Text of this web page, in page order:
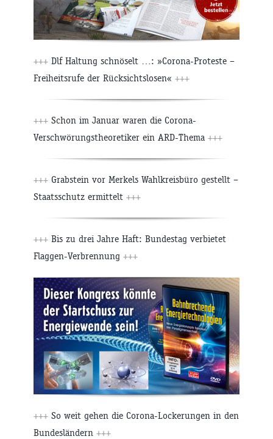
+++ Dlf Haltung schnöselt …: »Corona-Proteste –
Freiheitsrufe der Rücksichtslosen« +++
+++ Schon im Januar waren die Corona-
Verschwörungstheoretiker ein ARD-Thema +++
+++ Grabstein vor Merkels Wahlkreisbüro gestellt –
Staatsschutz ermittelt +++
+++ Bis zu drei Jahre Haft: Bundestag verbietet
Flaggen-Verbrennung +++
+++ So weit gehen die Corona-Lockerungen in den
Bundesländern +++